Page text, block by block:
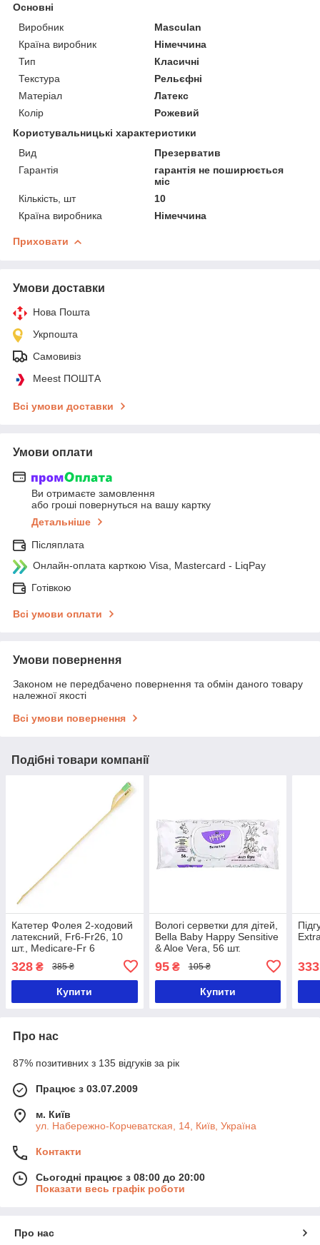
Основні
Виробник
Masculan
Країна виробник
Німеччина
Тип
Класичні
Текстура
Рельєфні
Матеріал
Латекс
Колір
Рожевий
Користувальницькі характеристики
Вид
Презерватив
Гарантія
гарантія не поширюється
міс
Кількість, шт
10
Країна виробника
Німеччина
Приховати
Умови доставки
Нова Пошта
Укрпошта
Самовивіз
Meest ПОШТА
Всі умови доставки
Умови оплати
Ви отримаєте замовлення
або гроші повернуться на вашу картку
Детальніше
Післяплата
Онлайн-оплата карткою Visa, Mastercard - LiqPay
Готівкою
Всі умови оплати
Умови повернення
Законом не передбачено повернення та обмін даного товару
належної якості
Всі умови повернення
Подібні товари компанії
Катетер Фолея 2-ходовий
латексний, Fr6-Fr26, 10
шт., Medicare-Fr 6
328 ₴ 385 ₴
Купити
Вологі серветки для дітей,
Bella Baby Happy Sensitive
& Aloe Vera, 56 шт.
95₴ 105 ₴
Купити
333
Про нас
87% позитивних з 135 відгуків за рік
Працює з 03.07.2009
м. Київ
ул. Набережно-Корчеватская, 14, Київ, Україна
Контакти
Сьогодні працює з 08:00 до 20:00
Показати весь графік роботи
Про нас